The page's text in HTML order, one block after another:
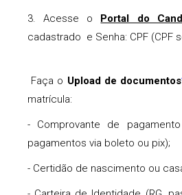
3. Acesse o Portal do
cadastrado e Senha: CPF (CPF
Faça o Upload de documentos
matrícula:
- Comprovante de
pagamentos via boleto ou pix);
- Certidão de nascimento ou